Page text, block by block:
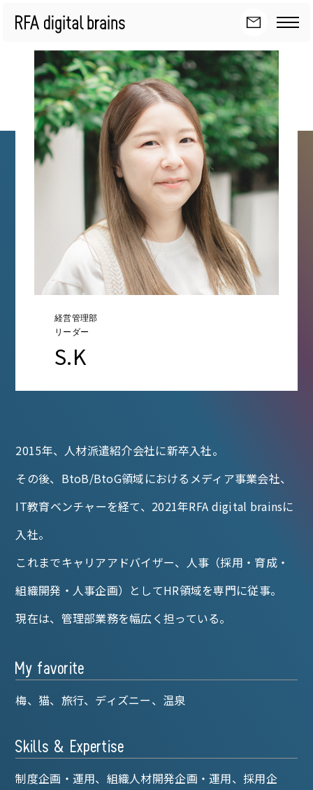
経営管理部
リーダー
S.K
2015年、人材派遣紹介会社に新卒入社。
その後、BtoB/BtoG領域におけるメディア事業会社、
IT教育ベンチャーを経て、2021年RFA digital brainsに
入社。
これまでキャリアアドバイザー、人事（採用・育成・
組織開発・人事企画）としてHR領域を専門に従事。
現在は、管理部業務を幅広く担っている。
My favorite
梅、猫、旅行、ディズニー、温泉
Skills & Expertise
制度企画・運用、組織人材開発企画・運用、採用企